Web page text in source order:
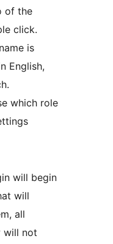
of the
click.
is
English,
which role
will begin
will
all
will not